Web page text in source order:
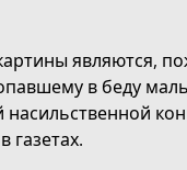
являются,
в беду
газетах.